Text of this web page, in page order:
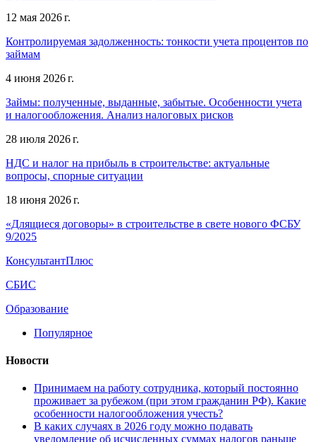
12 мая 2026 г.
Контролируемая задолженность: тонкости учета процентов по
займам
4 июня 2026 г.
Займы: полученные, выданные, забытые. Особенности учета
и налогообложения. Анализ налоговых рисков
28 июля 2026 г.
НДС и налог на прибыль в строительстве: актуальные
вопросы, спорные ситуации
18 июня 2026 г.
«Длящиеся договоры» в строительстве в свете нового ФСБУ
9/2025
КонсультантПлюс
СБИС
Образование
Популярное
Новости
Принимаем на работу сотрудника, который постоянно
проживает за рубежом (при этом гражданин РФ). Какие
особенности налогообложения учесть?
В каких случаях в 2026 году можно подавать
уведомление об исчисленных суммах налогов раньше